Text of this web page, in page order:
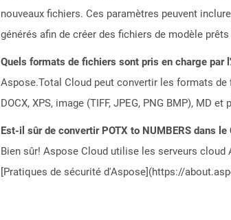
nouveaux fichiers. Ces paramètres peuvent
générés afin de créer des fichiers de modèle
Quels formats de fichiers sont pris en charge par
Aspose.Total Cloud peut convertir les formats de
DOCX, XPS, image (TIFF, JPEG, PNG BMP), MD
Est-il sûr de convertir POTX to NUMBERS dans le
Bien sûr! Aspose Cloud utilise les serveurs
[Pratiques de sécurité d'Aspose](https://